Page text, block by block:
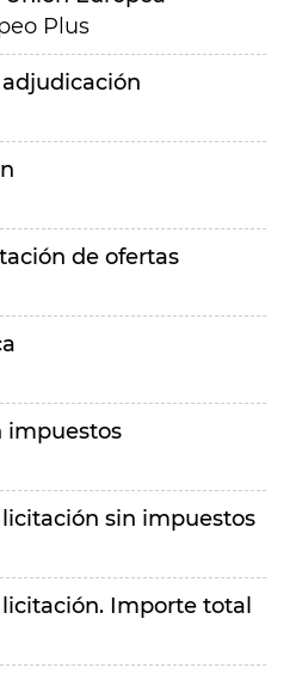
Plus
de ofertas
impuestos
sin impuestos
Importe total